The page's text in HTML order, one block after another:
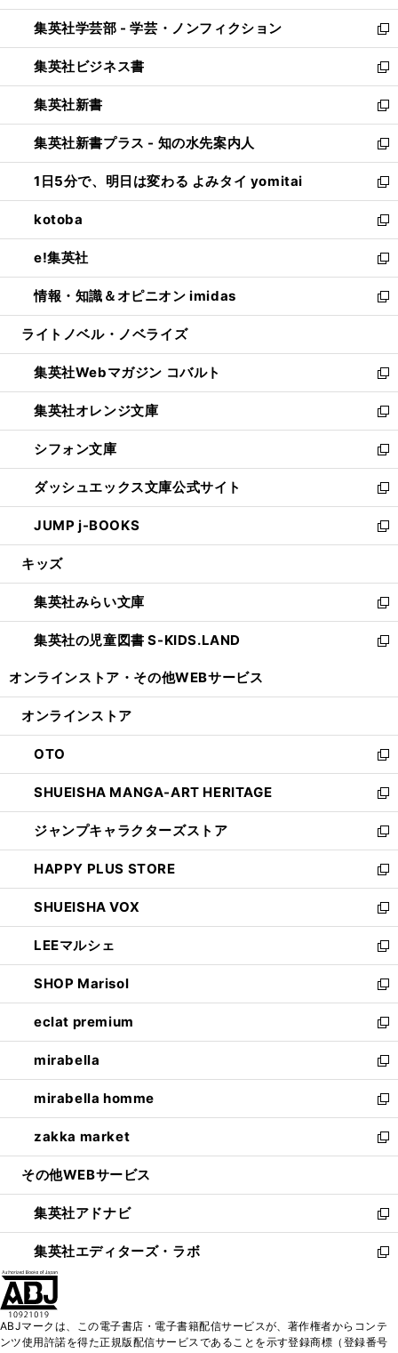
開
く
ウ
で
開
く
ン
ド
ウ
で
開
く
ウ
ィ
ン
ド
ウ
で
開
く
集英社学芸部 - 学芸・ノンフィクション
新
し
い
ウ
ィ
ン
ド
ウ
で
開
く
集英社ビジネス書
新
し
い
ウ
ィ
ン
ド
ウ
で
開
く
集英社新書
新
し
い
ウ
ィ
ン
ド
ウ
で
開
く
集英社新書プラス - 知の水先案内人
新
し
い
ウ
ィ
ン
ド
ウ
で
開
1日5分で、明日は変わる よみタイ yomitai
新
し
い
ウ
ィ
ン
ド
ウ
開
く
kotoba
新
し
い
ウ
ィ
ン
ウ
で
開
く
e!集英社
新
し
い
ウ
ン
ド
ウ
で
開
く
情報・知識＆オピニオン imidas
新
し
ウ
ィ
ン
ド
ウ
で
開
く
ライトノベル・ノベライズ
集英社Webマガジン コバルト
新
し
い
ウ
ィ
ン
ド
ウ
で
開
集英社オレンジ文庫
新
し
い
ウ
ィ
ン
ド
ウ
開
く
シフォン文庫
新
し
い
ウ
ィ
ン
ウ
で
開
く
ダッシュエックス文庫公式サイト
新
し
い
ウ
ン
ド
ウ
で
JUMP j-BOOKS
新
し
ウ
ィ
ン
ド
開
キッズ
集英社みらい文庫
新
し
い
ン
ウ
で
開
く
集英社の児童図書 S-KIDS.LAND
新
ウ
ン
ド
ウ
で
開
く
オンラインストア・ その他WEBサービス
オンラインストア
OTO
新
し
い
ウ
ィ
ン
ド
ウ
で
開
く
SHUEISHA MANGA-ART HERITAGE
新
し
い
ウ
ィ
ン
ド
ウ
で
開
く
ジャンプキャラクターズストア
新
し
い
ウ
ィ
ン
ド
ウ
で
開
く
HAPPY PLUS STORE
新
し
い
ウ
ィ
ン
ド
ウ
で
開
く
SHUEISHA VOX
新
し
い
ウ
ィ
ン
ド
ウ
で
開
く
LEEマルシェ
新
し
い
ウ
ィ
ン
ド
ウ
で
開
く
SHOP Marisol
新
し
い
ウ
ィ
ン
ド
ウ
で
開
eclat premium
新
し
い
ウ
ィ
ン
ド
ウ
開
く
mirabella
新
し
い
ウ
ィ
ン
ウ
で
開
く
mirabella homme
新
し
い
ウ
ン
ド
ウ
で
zakka market
新
し
ウ
ィ
ン
ド
く
その他WEBサービス
集英社アドナビ
新
し
い
ド
ウ
集英社エディターズ・ラボ
新
ィ
ン
ABJマークは、この電子書店・電子書籍配信サービスが、著作権者からコンテ
ンツ使用許諾を得た正規版配信サービスであることを示す登録商標（登録番号